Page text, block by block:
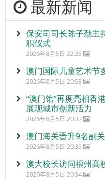
最新新闻
保安司司长陈子劲主
职仪式
2026年8月5日 22:25
澳门国际儿童艺术节
2026年8月5日 20:53
“澳门馆”再度亮相香
展现城市创新活力
2026年8月5日 20:37
澳门海关晋升9名副
2026年8月5日 20:35
澳大校长访问福州高
2026年8月5日 20:34